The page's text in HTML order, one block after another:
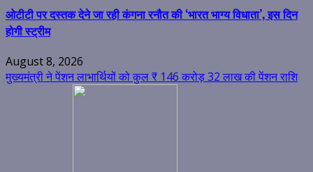
ओटीटी पर दस्तक देने जा रही कंगना रनौत की ‘भारत भाग्य विधाता’, इस दिन
होगी स्ट्रीम
August 8, 2026
मुख्यमंत्री ने पेंशन लाभार्थियों को कुल ₹ 146 करोड़ 32 लाख की पेंशन राशि